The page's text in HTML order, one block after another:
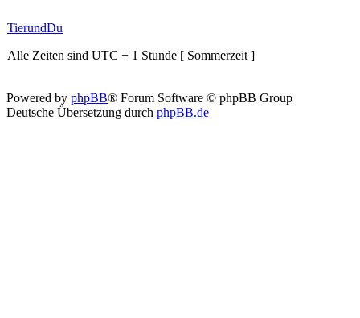
TierundDu
Alle Zeiten sind UTC + 1 Stunde [ Sommerzeit ]
Powered by phpBB® Forum Software © phpBB Group
Deutsche Übersetzung durch phpBB.de